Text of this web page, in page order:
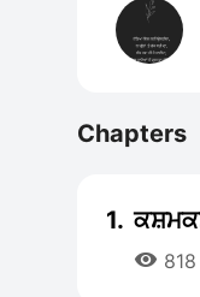
Chapters
1.
 818